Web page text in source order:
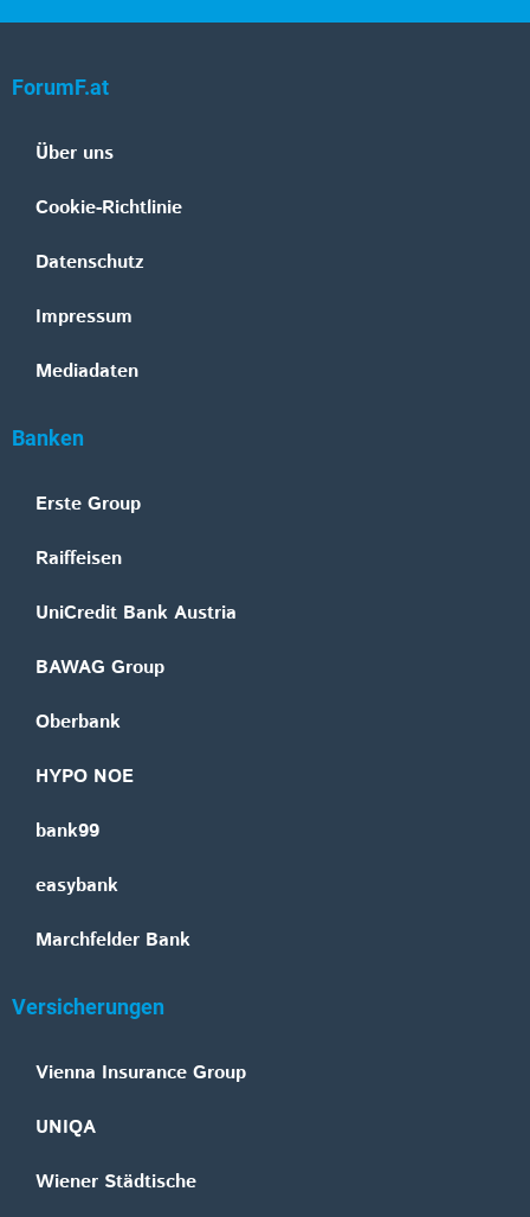
ForumF.at
Über uns
Cookie-Richtlinie
Datenschutz
Impressum
Mediadaten
Banken
Erste Group
Raiffeisen
UniCredit Bank Austria
BAWAG Group
Oberbank
HYPO NOE
bank99
easybank
Marchfelder Bank
Versicherungen
Vienna Insurance Group
UNIQA
Wiener Städtische